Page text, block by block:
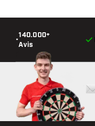
•
140.000+
Avis